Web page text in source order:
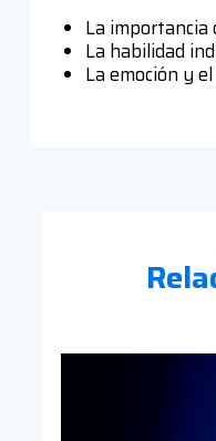
La importancia
La habilidad
La emoción y